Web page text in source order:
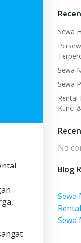
Sewa
Sewa
Sewa
Rental
Kunci
No
Blog
Sewa
Sewa